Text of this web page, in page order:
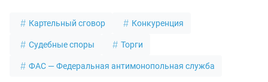
Картельный сговор Конкуренция
Судебные споры Торги
ФАС — Федеральная антимонопольная служба